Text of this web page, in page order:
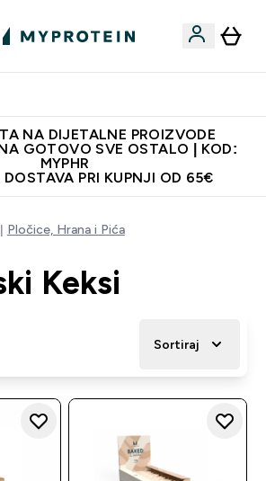
NA DIJETALNE PROIZVODE
GOTOVO SVE OSTALO | KOD:
MYPHR
DOSTAVA PRI KUPNJI OD 65€
Pločice, Hrana i Pića
Keksi
Sortiraj